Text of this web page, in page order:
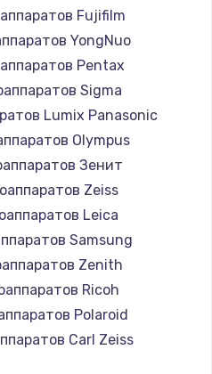
Fujifilm
YongNuo
Pentax
Sigma
Lumix Panasonic
Olympus
Зенит
Zeiss
Leica
Samsung
Zenith
Ricoh
Polaroid
Carl Zeiss